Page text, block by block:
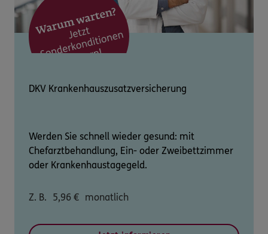
DKV Krankenhauszusatzversicherung
Werden Sie schnell wieder gesund: mit
Chefarztbehandlung, Ein- oder Zweibettzimmer
oder Krankenhaustagegeld.
Z. B. 5,96 € monatlich